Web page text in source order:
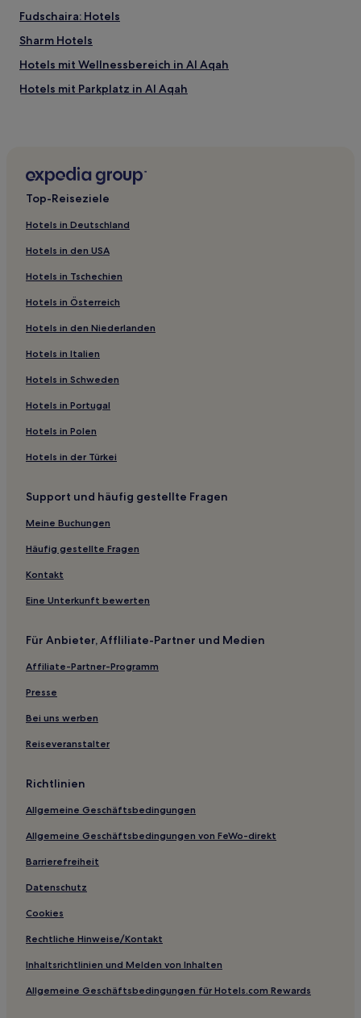
Fudschaira: Hotels
Sharm Hotels
Hotels mit Wellnessbereich in Al Aqah
Hotels mit Parkplatz in Al Aqah
Günstige in Al Fujayrah
Hotels mit Fitnessbereich in Al Fujayrah
Familien in Al Fujayrah
Luxus in Al Fujayrah
5-Sterne-Hotels in Al Fujayrah
5-Sterne-Hotels in Al Aqah
Top-Reiseziele
Hotels in Deutschland
Hotels in den USA
Hotels in Tschechien
Hotels in Österreich
Hotels in den Niederlanden
Hotels in Italien
Hotels in Schweden
Hotels in Portugal
Hotels in Polen
Hotels in der Türkei
Support und häufig gestellte Fragen
Meine Buchungen
Häufig gestellte Fragen
Kontakt
Eine Unterkunft bewerten
Für Anbieter, Affliliate-Partner und Medien
Affiliate-Partner-Programm
Presse
Bei uns werben
Reiseveranstalter
Richtlinien
Allgemeine Geschäftsbedingungen
Allgemeine Geschäftsbedingungen von FeWo-direkt
Barrierefreiheit
Datenschutz
Cookies
Rechtliche Hinweise/Kontakt
Inhaltsrichtlinien und Melden von Inhalten
Allgemeine Geschäftsbedingungen für Hotels.com Rewards